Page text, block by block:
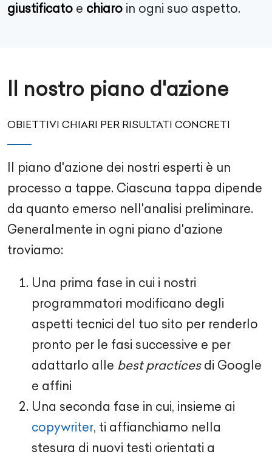
giustificato e chiaro in ogni suo aspetto.
Il nostro piano d'azione
OBIETTIVI CHIARI PER RISULTATI CONCRETI
Il piano d'azione dei nostri esperti è un
processo a tappe. Ciascuna tappa dipende
da quanto emerso nell'analisi preliminare.
Generalmente in ogni piano d'azione
troviamo:
Una prima fase in cui i nostri
programmatori modificano degli
aspetti tecnici del tuo sito per renderlo
pronto per le fasi successive e per
adattarlo alle best practicesdi Google
e affini
Una seconda fase in cui, insieme ai
copywriter, ti affianchiamo nella
stesura di nuovi testi orientati a